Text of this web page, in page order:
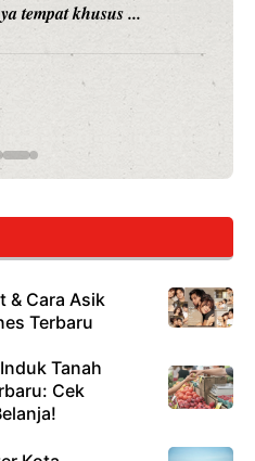
tempat khusus ...
& Cara Asik
Terbaru
Tanah
Cek